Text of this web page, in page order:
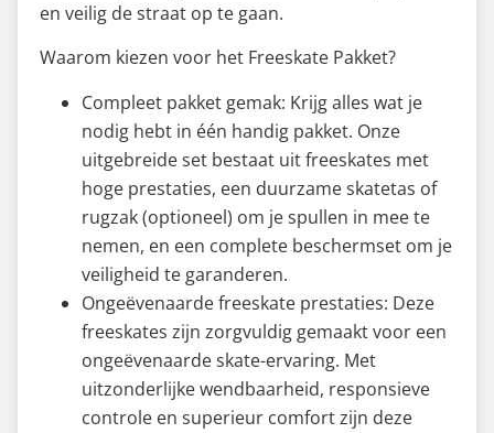
en veilig de straat op te gaan.
Waarom kiezen voor het Freeskate Pakket?
Compleet pakket gemak: Krijg alles wat je
nodig hebt in één handig pakket. Onze
uitgebreide set bestaat uit freeskates met
hoge prestaties, een duurzame skatetas of
rugzak (optioneel) om je spullen in mee te
nemen, en een complete beschermset om je
veiligheid te garanderen.
Ongeëvenaarde freeskate prestaties: Deze
freeskates zijn zorgvuldig gemaakt voor een
ongeëvenaarde skate-ervaring. Met
uitzonderlijke wendbaarheid, responsieve
controle en superieur comfort zijn deze